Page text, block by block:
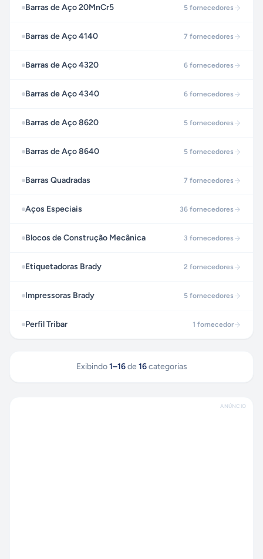
Barras de Aço 20MnCr5 5 fornecedores
Barras de Aço 4140 7 fornecedores
Barras de Aço 4320 6 fornecedores
Barras de Aço 4340 6 fornecedores
Barras de Aço 8620 5 fornecedores
Barras de Aço 8640 5 fornecedores
Barras Quadradas 7 fornecedores
Aços Especiais 36 fornecedores
Blocos de Construção Mecânica 3 fornecedores
Etiquetadoras Brady 2 fornecedores
Impressoras Brady 5 fornecedores
Perfil Tribar 1 fornecedor
Exibindo 1–16 de 16 categorias
ANÚNCIO